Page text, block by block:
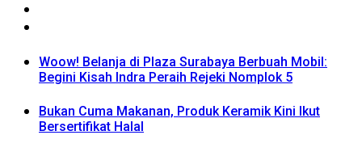
Woow! Belanja di Plaza Surabaya Berbuah Mobil:
Begini Kisah Indra Peraih Rejeki Nomplok 5
Bukan Cuma Makanan, Produk Keramik Kini Ikut
Bersertifikat Halal